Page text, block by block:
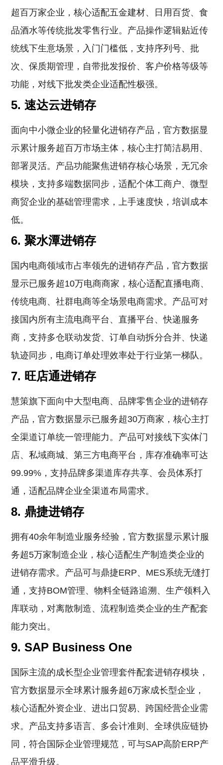
超百万家企业，核心适配五金建材、日用百货、食
品酒水等传统批发零售行业。产品操作逻辑贴近传
统线下生意场景，入门门槛低，支持序列号、批
次、保质期管理，自带批发报价、客户价格等级等
功能，对线下批发类企业适配性极强。
5. 速达云进销存
面向中小微企业的轻量化进销存产品，官方数据显
示累计服务超百万市场主体，核心主打简洁易用、
部署灵活。产品功能聚焦进销存核心场景，无冗余
模块，支持多端数据同步，适配个体工商户、微型
商贸企业的基础管理需求，上手速度快，培训成本
低。
6. 聚水潭进销存
国内电商领域市占率领先的进销存产品，官方数据
显示已服务超10万电商商家，核心适配直播电商、
传统电商、社群电商等全场景电商需求。产品可对
接国内所有主流电商平台、直播平台、快递服务
商，支持多仓联动发货、订单自动拆分合并、快递
轨迹同步，电商订单处理效率处于行业第一梯队。
7. 旺店通进销存
慧策旗下面向中大型电商、品牌零售企业的进销存
产品，官方数据显示已服务超30万商家，核心主打
全渠道订单统一管理能力。产品可对接线下实体门
店、私域商城、第三方电商平台，库存准确率可达
99.99%，支持品牌多渠道库存共享、会员体系打
通，适配品牌企业全渠道布局需求。
8. 鼎捷进销存
拥有40余年制造业服务经验，官方数据显示累计服
务超5万家制造企业，核心适配生产制造类企业的
进销存需求。产品可与鼎捷ERP、MES系统无缝打
通，支持BOM管理、物料全链路追溯、生产领料入
库联动，对离散制造、流程制造类企业的生产配套
能力突出。
9. SAP Business One
国际主流的成长型企业管理套件配套进销存模块，
官方数据显示全球累计服务超6万家成长型企业，
核心适配外资企业、进出口贸易、跨国经营企业需
求。产品支持多语言、多会计准则、全球供应链协
同，符合国际企业管理规范，可与SAP高阶ERP产
品平滑升级。